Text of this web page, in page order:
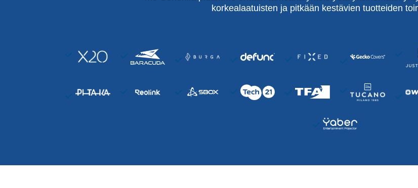
korkealaatuisten ja pitkään kestävien tuotteiden